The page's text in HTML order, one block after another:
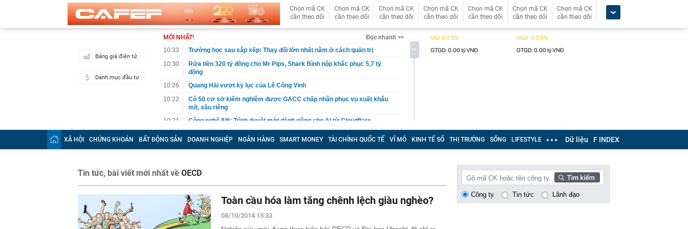
Chọn mã CK
cần theo dõi
Chọn mã CK
cần theo dõi
Chọn mã CK
cần theo dõi
Chọn mã CK
cần theo dõi
Chọn mã CK
cần theo dõi
Chọn mã CK
cần theo dõi
Chọn mã CK
cần theo dõi
Bảng giá điện tử
Danh mục đầu tư
MỚI NHẤT!
Đọc nhanh >>
10:33
Trường học sau sắp xếp: Thay đổi lớn nhất nằm ở cách quản trị
10:30
Rửa tiền 320 tỷ đồng cho Mr Pips, Shark Bình nộp khắc phục 5,7 tỷ
đồng
10:26
Quang Hải vượt kỷ lục của Lê Công Vinh
10:22
Có 50 cơ sở kiểm nghiệm được GACC chấp nhận phục vụ xuất khẩu
mít, sầu riêng
10:21
Công nghệ 8/8: Trình duyệt mới dành riêng cho AI từ Cloudflare
10:19
Nhiều doanh nghiệp của Huấn Hoa Hồng không hoạt động tại địa chỉ
đăng ký
10:12
Việt Nam có loại bánh khách trả tiền mua lẻ nhưng người bán cương
quyết từ chối, lý do nằm ngay trong cái tên
tháng cuối năm
10:05
Thay sàn bếp căn nhà, cặp vợ chồng bất ngờ đào trúng kho báu
'khủng': Tuổi đời hơn 300 năm, được đấu giá gần 27 tỷ đồng
XÃ HỘI CHỨNG KHOÁN BẤT ĐỘNG SẢN DOANH NGHIỆP NGÂN HÀNG SMART MONEY TÀI CHÍNH QUỐC TẾ VĨ MÔ KINH TẾ SỐ THỊ TRƯỜNG SỐNG LIFESTYLE Dữ liệu F INDEX
Tin tức, bài viết mới nhất về OECD
Toàn cầu hóa làm tăng chênh lệch giàu nghèo?
08/10/2014 15:33
Công ty Tin tức Lãnh đạo